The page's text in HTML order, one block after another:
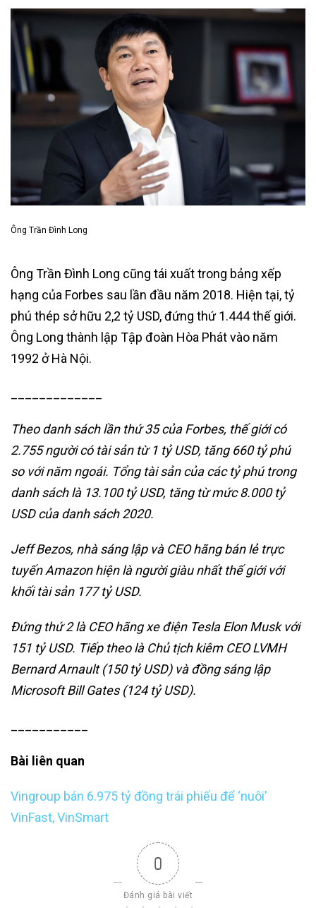
Ông Trần Đình Long
Ông Trần Đình Long cũng tái xuất trong bảng xếp
hạng của Forbes sau lần đầu năm 2018. Hiện tại, tỷ
phú thép sở hữu 2,2 tỷ USD, đứng thứ 1.444 thế giới.
Ông Long thành lập Tập đoàn Hòa Phát vào năm
1992 ở Hà Nội.
Theo danh sách lần thứ 35 của Forbes, thế giới có
2.755 người có tài sản từ 1 tỷ USD, tăng 660 tỷ phú
so với năm ngoái. Tổng tài sản của các tỷ phú trong
danh sách là 13.100 tỷ USD, tăng từ mức 8.000 tỷ
USD của danh sách 2020.
Jeff Bezos, nhà sáng lập và CEO hãng bán lẻ trực
tuyến Amazon hiện là người giàu nhất thế giới với
khối tài sản 177 tỷ USD.
Đứng thứ 2 là CEO hãng xe điện Tesla Elon Musk với
151 tỷ USD. Tiếp theo là Chủ tịch kiêm CEO LVMH
Bernard Arnault (150 tỷ USD) và đồng sáng lập
Microsoft Bill Gates (124 tỷ USD).
Bài liên quan
Vingroup bán 6.975 tỷ đồng trái phiếu để ‘nuôi’
VinFast, VinSmart
0
Đánh giá bài viết